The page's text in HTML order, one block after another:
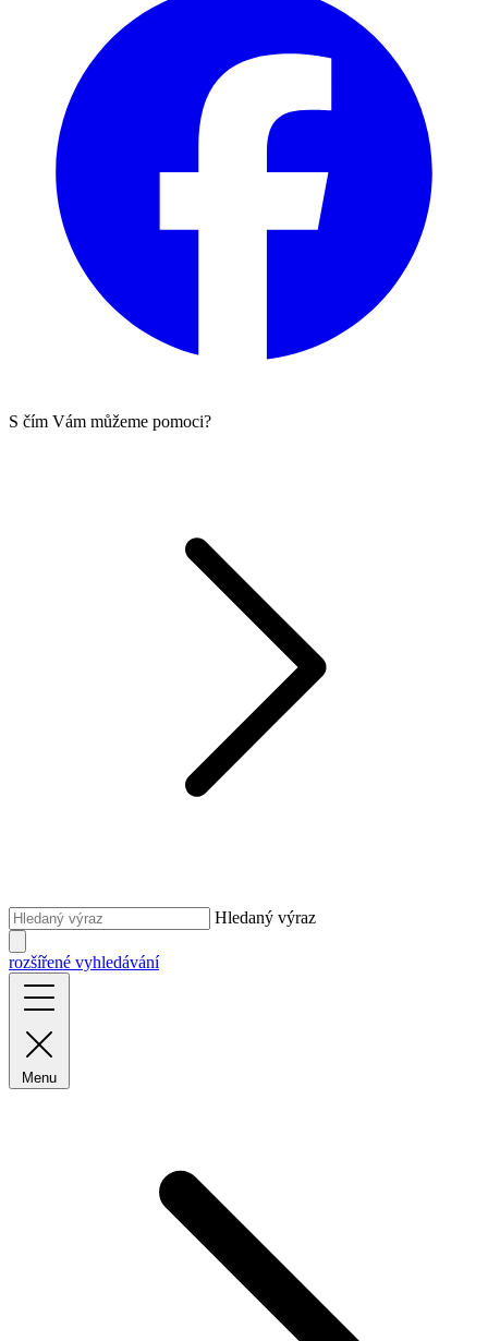
S čím Vám můžeme pomoci?
Hledaný výraz
rozšířené vyhledávání
Menu